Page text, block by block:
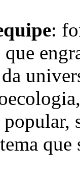
:
que